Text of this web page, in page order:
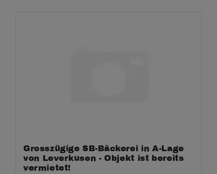
Grosszügige SB-Bäckerei in A-Lage
von Leverkusen - Objekt ist bereits
vermietet!